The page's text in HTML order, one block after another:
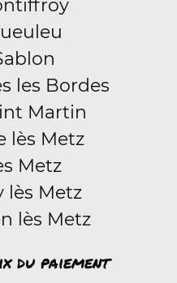
les Bordes
Martin
lès Metz
Metz
lès Metz
lès Metz
du paiement